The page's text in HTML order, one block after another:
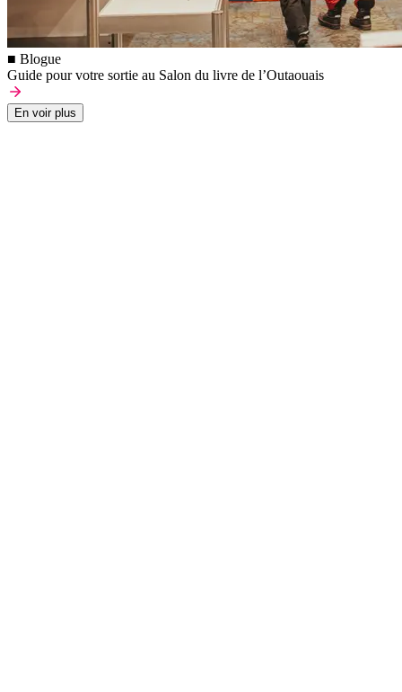
■ Blogue
Guide pour votre sortie au Salon du livre de l’Outaouais
En voir plus